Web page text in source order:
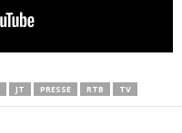
JT PRESSE RTB TV